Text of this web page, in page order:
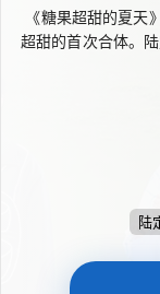
《糖果超甜的夏天
超甜的首次合体。
一同出发，节目跟
然交流的片段。四
陆